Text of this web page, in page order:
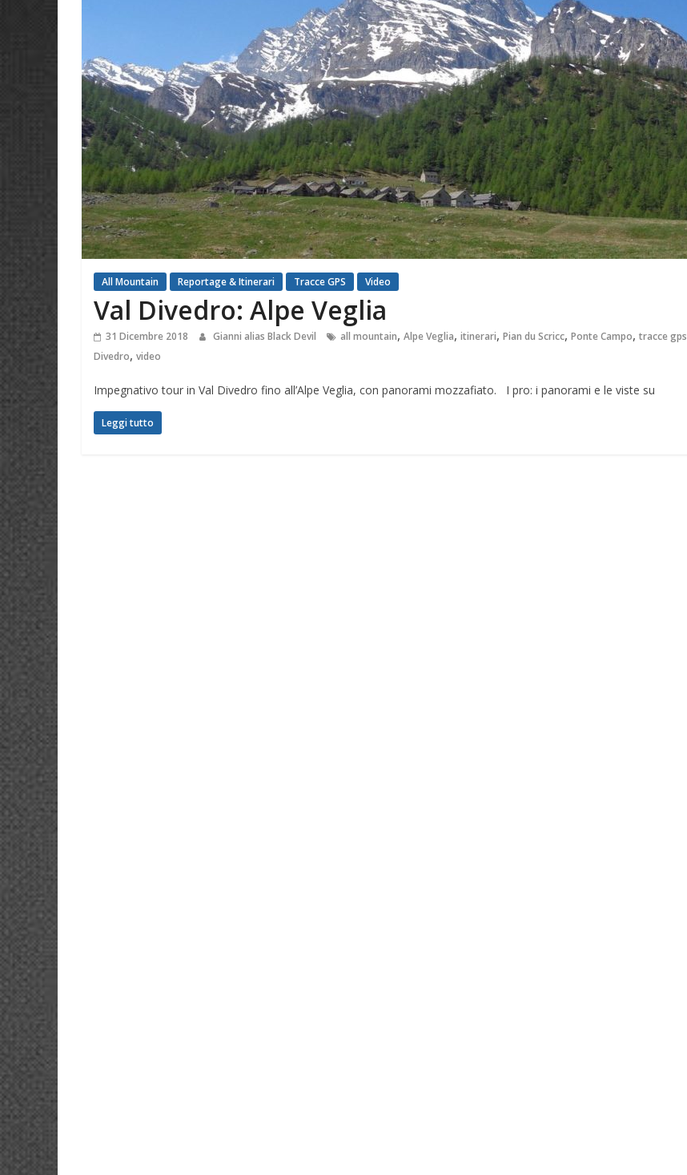
All Mountain Reportage & Itinerari Tracce GPS Video
Val Divedro: Alpe Veglia
31 Dicembre 2018 Gianni alias Black Devil all mountain, Alpe Veglia, itinerari, Pian du Scricc, Ponte Campo, tracce gps
Divedro, video
Impegnativo tour in Val Divedro fino all’Alpe Veglia, con panorami mozzafiato. I pro: i panorami e le viste su
Leggi tutto